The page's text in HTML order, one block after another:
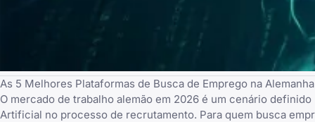
As 5 Melhores Plataformas de Busca de Emprego na
O mercado de trabalho alemão em 2026 é um cenário
Artificial no processo de recrutamento. Para quem busca